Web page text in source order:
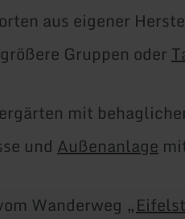
aus eigener
Gruppen oder
mit
und Außenanlage
Wanderweg „